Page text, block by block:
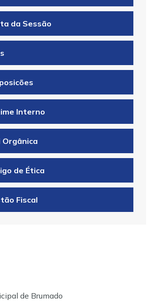
da Sessão
Interno
Orgânica
de Ética
Fiscal